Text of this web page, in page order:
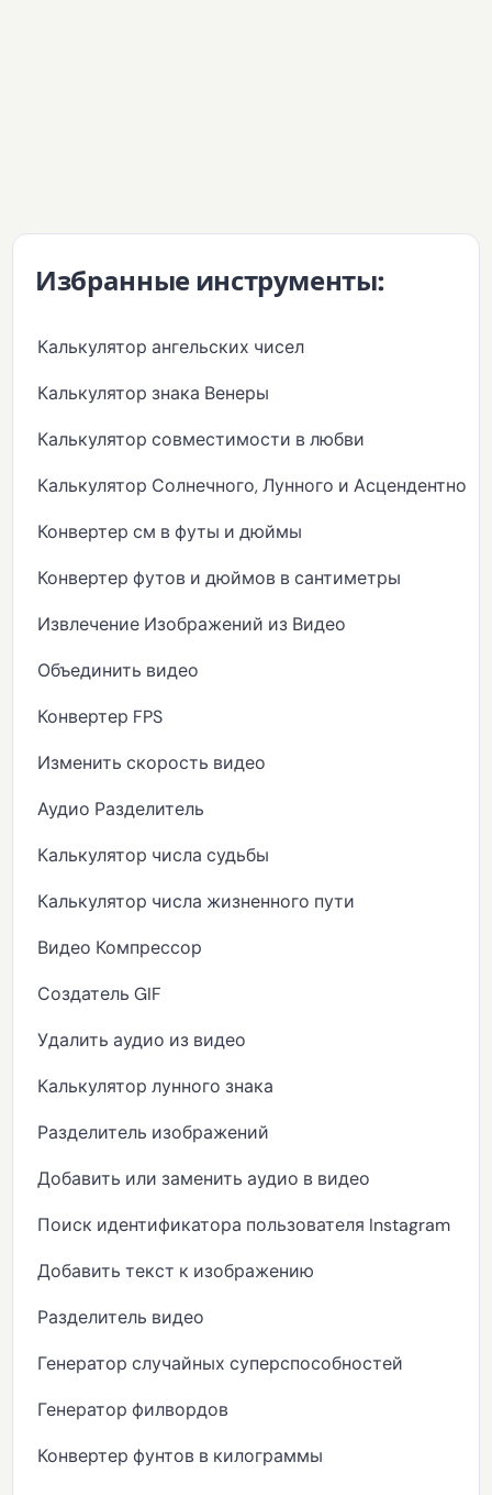
Избранные инструменты:
Калькулятор ангельских чисел
Калькулятор знака Венеры
Калькулятор совместимости в любви
Калькулятор Солнечного, Лунного и Асцендентного
Конвертер см в футы и дюймы
Конвертер футов и дюймов в сантиметры
Извлечение Изображений из Видео
Объединить видео
Конвертер FPS
Изменить скорость видео
Аудио Разделитель
Калькулятор числа судьбы
Калькулятор числа жизненного пути
Видео Компрессор
Создатель GIF
Удалить аудио из видео
Калькулятор лунного знака
Разделитель изображений
Добавить или заменить аудио в видео
Поиск идентификатора пользователя Instagram
Добавить текст к изображению
Разделитель видео
Генератор случайных суперспособностей
Генератор филвордов
Конвертер фунтов в килограммы